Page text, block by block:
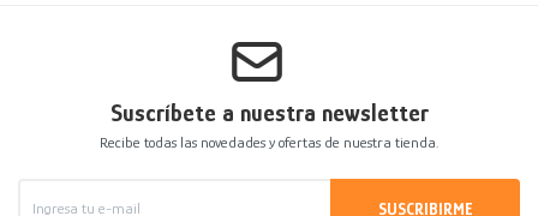
Suscríbete a nuestra newsletter
Recibe todas las novedades y ofertas de nuestra tienda.
SUSCRIBIRME